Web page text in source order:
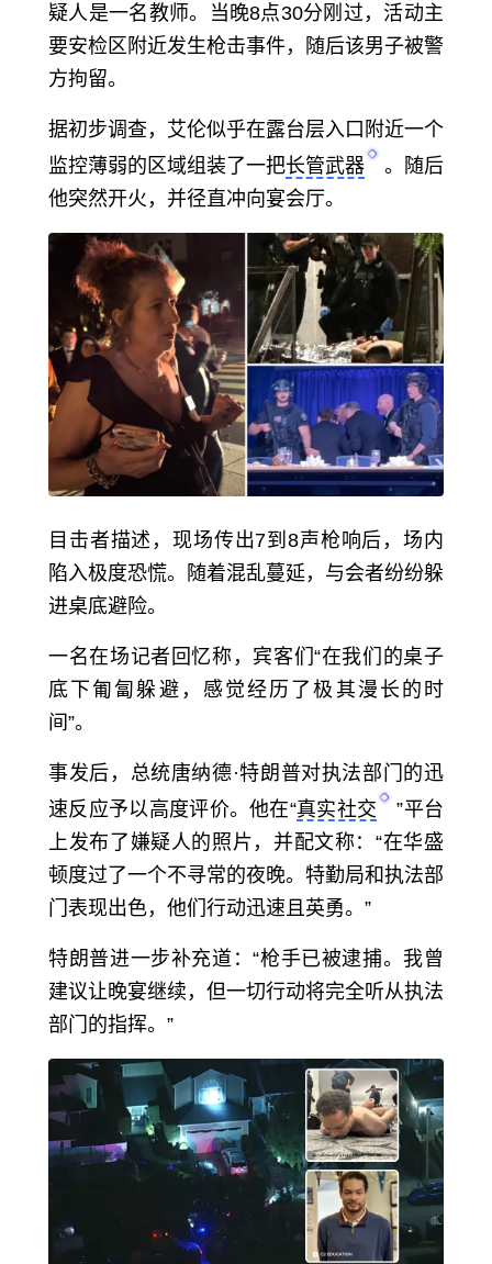
疑人是一名教师。当晚8点30分刚过，活动主
要安检区附近发生枪击事件，随后该男子被警
方拘留。
据初步调查，艾伦似乎在露台层入口附近一个
监控薄弱的区域组装了一把长管武器
。随后
他突然开火，并径直冲向宴会厅。
目击者描述，现场传出7到8声枪响后，场内
陷入极度恐慌。随着混乱蔓延，与会者纷纷躲
进桌底避险。
一名在场记者回忆称，宾客们“在我们的桌子
底下匍匐躲避，感觉经历了极其漫长的时
间”。
事发后，总统唐纳德·特朗普对执法部门的迅
速反应予以高度评价。他在“真实社交
”平台
上发布了嫌疑人的照片，并配文称：“在华盛
顿度过了一个不寻常的夜晚。特勤局和执法部
门表现出色，他们行动迅速且英勇。”
特朗普进一步补充道：“枪手已被逮捕。我曾
建议让晚宴继续，但一切行动将完全听从执法
部门的指挥。”